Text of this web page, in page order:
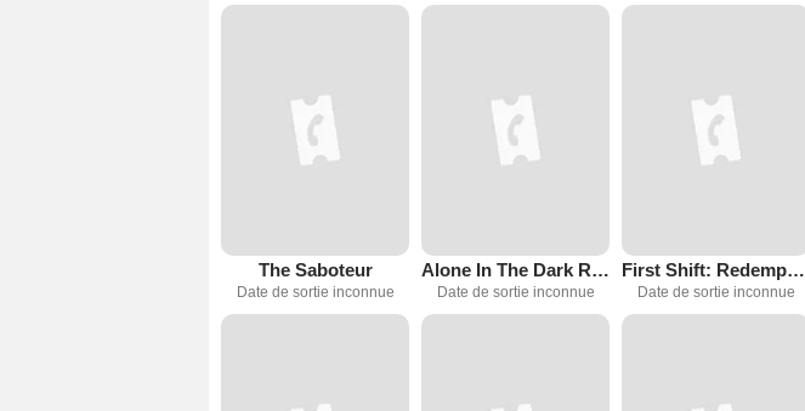
The Saboteur
Date de sortie inconnue
Alone In The Dark Reboot
Date de sortie inconnue
First Shift: Redemption
Date de sortie inconnue